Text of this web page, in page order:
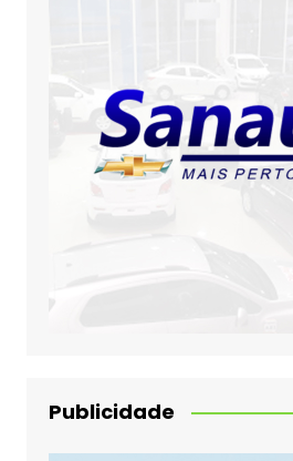
Publicidade